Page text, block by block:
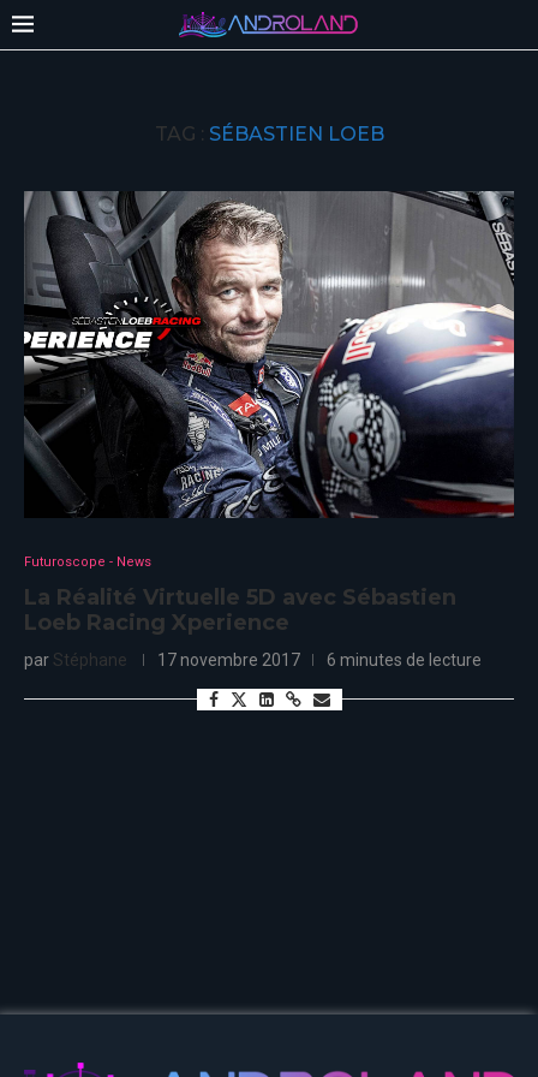
TAG : SÉBASTIEN LOEB
Futuroscope - News
La Réalité Virtuelle 5D avec Sébastien
Loeb Racing Xperience
par Stéphane 17 novembre 2017 6 minutes de lecture